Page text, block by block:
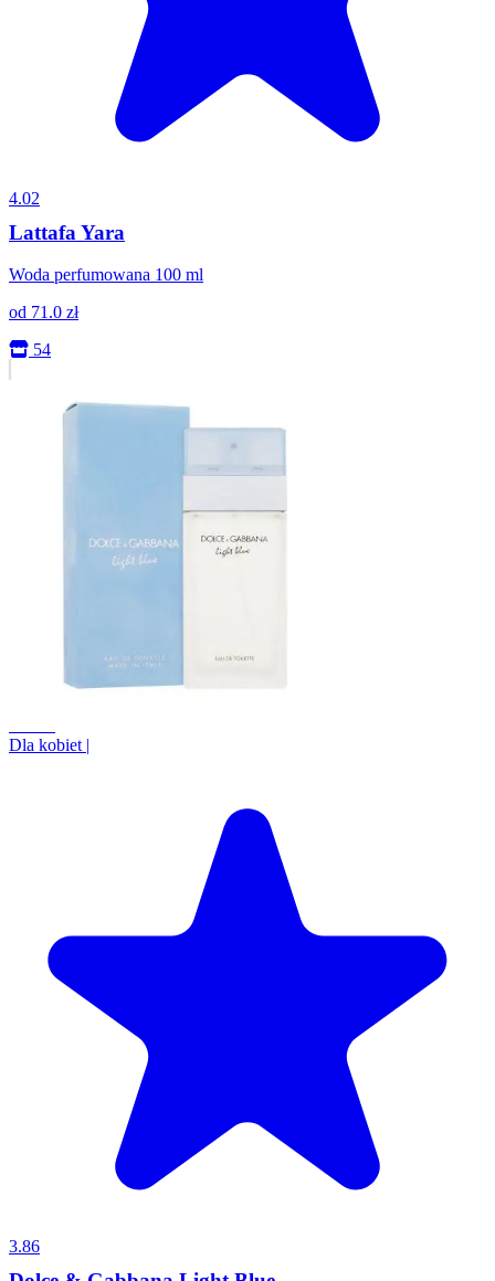
4.02
Lattafa Yara
Woda perfumowana 100 ml
od 71.0 zł
54
Dla kobiet |
3.86